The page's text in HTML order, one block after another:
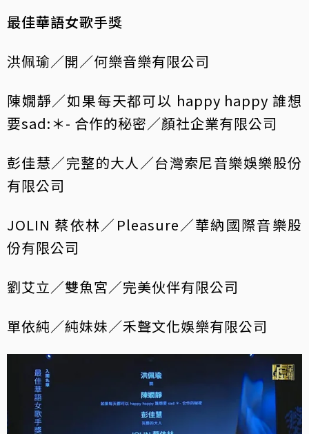
最佳華語女歌手獎
洪佩瑜／開／何樂音樂有限公司
陳嫺靜／如果每天都可以 happy happy 誰想
要sad:＊- 合作的秘密／顏社企業有限公司
彭佳慧／完整的大人／台灣索尼音樂娛樂股份
有限公司
JOLIN 蔡依林／Pleasure／華納國際音樂股
份有限公司
劉艾立／雙魚宮／完美伙伴有限公司
單依純／純妹妹／禾聲文化娛樂有限公司